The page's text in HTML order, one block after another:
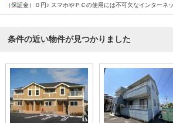
（保証金）０円♪ スマホやＰＣの使用には不可欠なインターネ
条件の近い物件が見つかりました